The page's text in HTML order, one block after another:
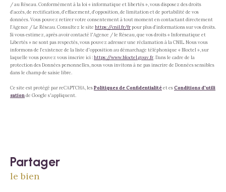
/ au Réseau. Conformément à la loi « informatique et libertés », vous disposez des droits
d’accès, de rectification, d’effacement, d’opposition, de limitation et de portabilité de vos
données. Vous pouvez retirer votre consentement à tout moment en contactant directement
l’Agence / Le Réseau. Consultez le site https://cnil.fr/frpour plus d’informations sur vos droits.
Si vous estimez, après avoir contacté l'Agence / le Réseau, que vos droits « Informatique et
Libertés » ne sont pas respectés, vous pouvez adresser une réclamation à la CNIL. Nous vous
informons de l’existence de la liste d'opposition au démarchage téléphonique « Bloctel », sur
laquelle vous pouvez vous inscrire ici :https://www.bloctel.gouv.fr . Dans le cadre de la
protection des Données personnelles, nous vous invitons à ne pas inscrire de Données sensibles
dans le champ de saisie libre.
Ce site est protégé par reCAPTCHA, lesPolitiques de Confidentialitéet esConditions d'utili
sation de Google s'appliquent.
partager
le bien